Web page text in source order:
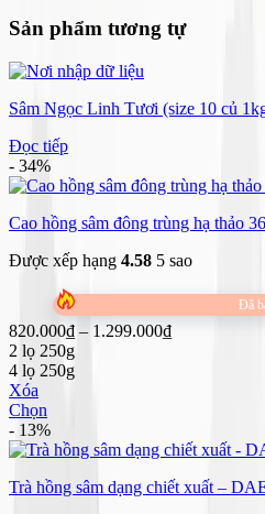
Sản phẩm tương tự
Sâm Ngọc Linh Tươi (size 10 củ
Đọc tiếp
- 34%
Cao hồng sâm đông trùng hạ thảo
Được xếp hạng 4.58 5 sao
Đã
820.000₫ – 1.299.000₫Khoảng
2 lọ 250g
4 lọ 250g
Xóa
Chọn
Sản
phẩm
có
- 13%
Trà hồng sâm dạng chiết xuất –